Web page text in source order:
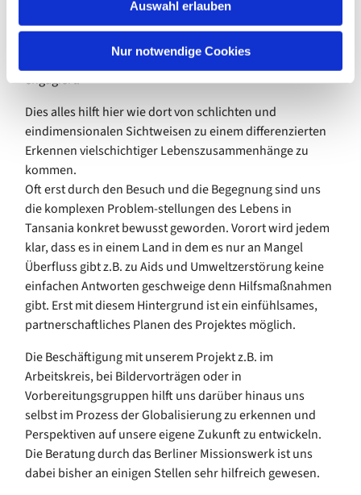
Auswahl erlauben
Nur notwendige Cookies
Mittlerweile war auch ein junger Mann mit Hilfe des
Freiwilligenjahres als Lehrer in unserem Projekt
engagiert.
Dies alles hilft hier wie dort von schlichten und
eindimensionalen Sichtweisen zu einem differenzierten
Erkennen vielschichtiger Lebenszusammenhänge zu
kommen.
Oft erst durch den Besuch und die Begegnung sind uns
die komplexen Problem-stellungen des Lebens in
Tansania konkret bewusst geworden. Vorort wird jedem
klar, dass es in einem Land in dem es nur an Mangel
Überfluss gibt z.B. zu Aids und Umweltzerstörung keine
einfachen Antworten geschweige denn Hilfsmaßnahmen
gibt. Erst mit diesem Hintergrund ist ein einfühlsames,
partnerschaftliches Planen des Projektes möglich.
Die Beschäftigung mit unserem Projekt z.B. im
Arbeitskreis, bei Bildervorträgen oder in
Vorbereitungsgruppen hilft uns darüber hinaus uns
selbst im Prozess der Globalisierung zu erkennen und
Perspektiven auf unsere eigene Zukunft zu entwickeln.
Die Beratung durch das Berliner Missionswerk ist uns
dabei bisher an einigen Stellen sehr hilfreich gewesen.